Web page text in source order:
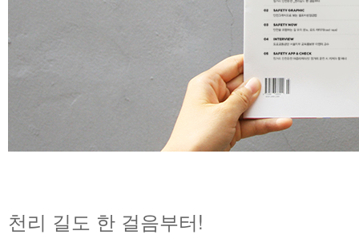
천리 길도 한 걸음부터!